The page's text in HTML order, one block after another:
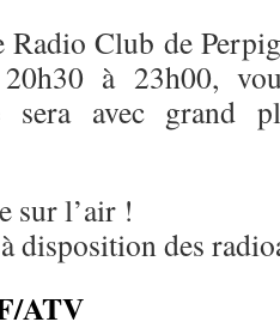
Radio Club de
à 23h00,
sera avec grand
sur l’air !
disposition des
ATV